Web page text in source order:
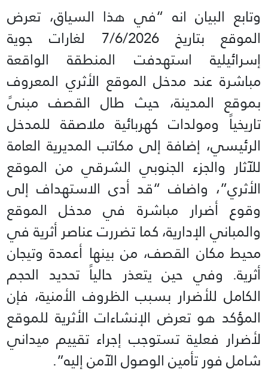
وتابع البيان انه “في هذا السياق، تعرض
الموقع بتاريخ 7/6/2026 لغارات جوية
إسرائيلية استهدفت المنطقة الواقعة
مباشرة عند مدخل الموقع الأثري المعروف
بموقع المدينة، حيث طال القصف مبنىً
تاريخياً ومولدات كهربائية ملاصقة للمدخل
الرئيسي، إضافة إلى مكاتب المديرية العامة
للآثار والجزء الجنوبي الشرقي من الموقع
الأثري”، واضاف “قد أدى الاستهداف إلى
وقوع أضرار مباشرة في مدخل الموقع
والمباني الإدارية، كما تضررت عناصر أثرية في
محيط مكان القصف، من بينها أعمدة وتيجان
أثرية. وفي حين يتعذر حالياً تحديد الحجم
الكامل للأضرار بسبب الظروف الأمنية، فإن
المؤكد هو تعرض الإنشاءات الأثرية للموقع
لأضرار فعلية تستوجب إجراء تقييم ميداني
شامل فور تأمين الوصول الآمن إليه”.